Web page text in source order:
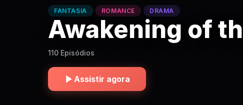
FANTASIA ROMANCE DRAMA
Awakening of
110 Episódios
Assistir agora